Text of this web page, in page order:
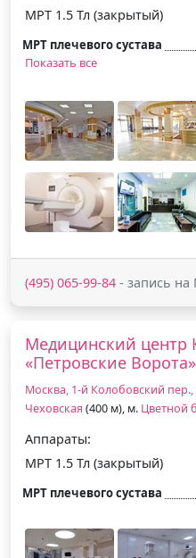
МРТ 1.5 Тл (закрытый)
МРТ плечевого сустава
Показать все
(495) 065-99-84 - запись
Медицинский центр
«Петровские Ворота»
Москва, 1-й Колобовский пер.,
Чеховская (400 м), м. Цветной
Аппараты:
МРТ 1.5 Тл (закрытый)
МРТ плечевого сустава